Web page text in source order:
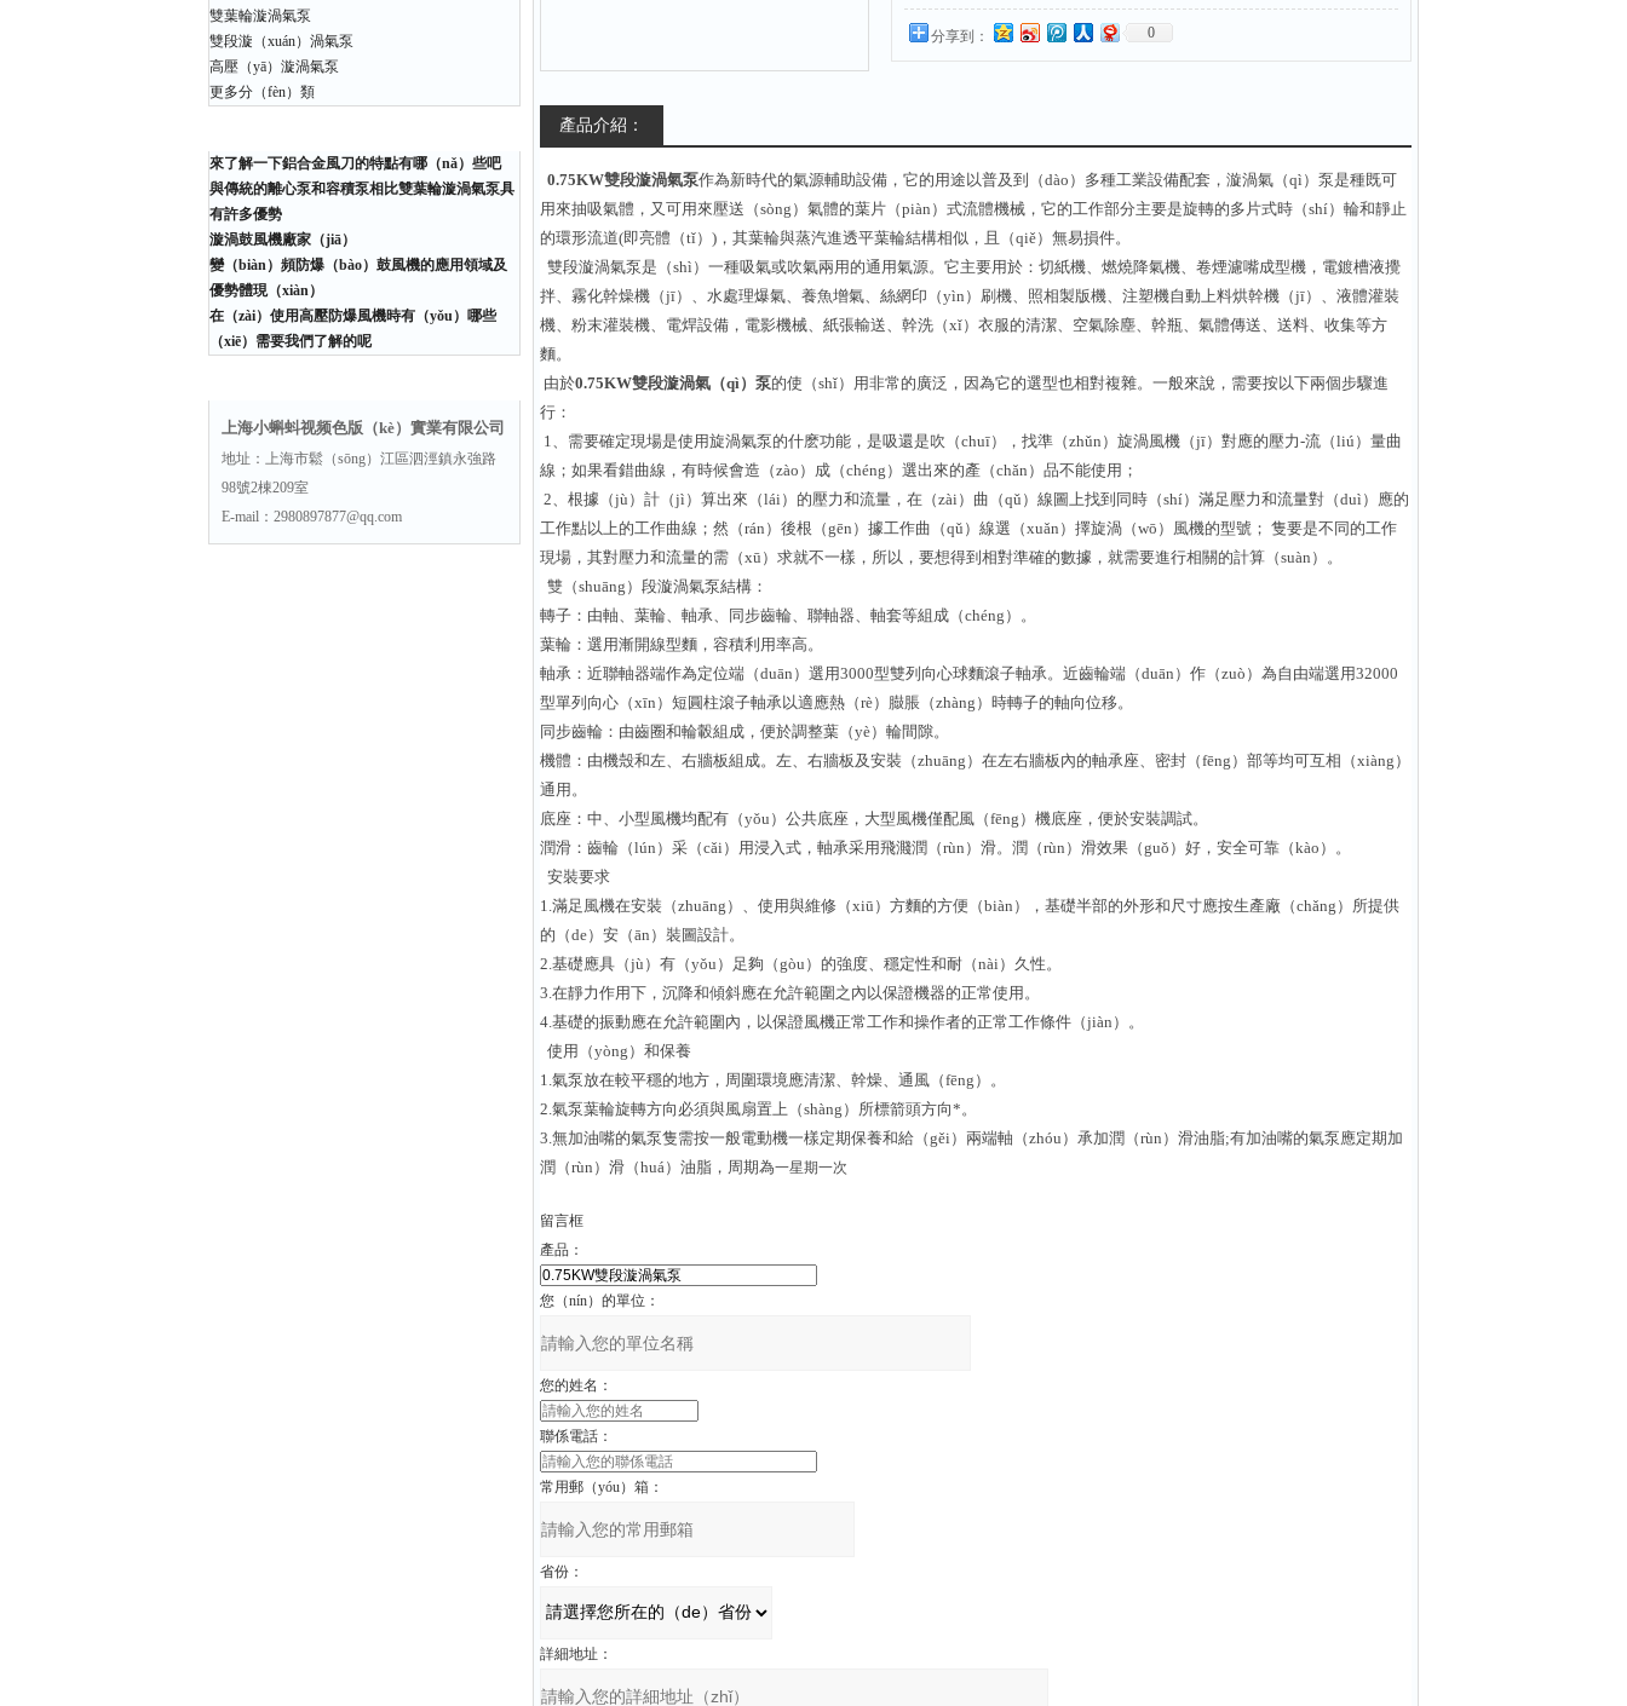
雙葉輪漩渦氣泵
雙段漩（xuán）渦氣泵
高壓（yā）漩渦氣泵
更多分（fèn）類
來了解一下鋁合金風刀的特點有哪（nǎ）些吧
與傳統的離心泵和容積泵相比雙葉輪漩渦氣泵具
有許多優勢
漩渦鼓風機廠家（jiā）
變（biàn）頻防爆（bào）鼓風機的應用領域及
優勢體現（xiàn）
在（zài）使用高壓防爆風機時有（yǒu）哪些
（xiē）需要我們了解的呢
上海小蝌蚪视频色版（kè）實業有限公司
地址：上海市鬆（sōng）江區泗涇鎮永強路
98號2棟209室
E-mail：2980897877@qq.com
分享到： 0
產品介紹：
0.75KW雙段漩渦氣泵作為新時代的氣源輔助設備，它的用途以普及到（dào）多種工業設備配套，漩渦氣（qì）泵是種既可
用來抽吸氣體，又可用來壓送（sòng）氣體的葉片（piàn）式流體機械，它的工作部分主要是旋轉的多片式時（shí）輪和靜止
的環形流道(即亮體（tǐ）)，其葉輪與蒸汽進透平葉輪結構相似，且（qiě）無易損件。
雙段漩渦氣泵是（shì）一種吸氣或吹氣兩用的通用氣源。它主要用於：切紙機、燃燒降氣機、卷煙濾嘴成型機，電鍍槽液攪
拌、霧化幹燥機（jī）、水處理爆氣、養魚增氣、絲網印（yìn）刷機、照相製版機、注塑機自動上料烘幹機（jī）、液體灌裝
機、粉末灌裝機、電焊設備，電影機械、紙張輸送、幹洗（xǐ）衣服的清潔、空氣除塵、幹瓶、氣體傳送、送料、收集等方
麵。
由於0.75KW雙段漩渦氣（qì）泵的使（shǐ）用非常的廣泛，因為它的選型也相對複雜。一般來說，需要按以下兩個步驟進
行：
1、需要確定現場是使用旋渦氣泵的什麽功能，是吸還是吹（chuī），找準（zhǔn）旋渦風機（jī）對應的壓力-流（liú）量曲
線；如果看錯曲線，有時候會造（zào）成（chéng）選出來的產（chǎn）品不能使用；
2、根據（jù）計（jì）算出來（lái）的壓力和流量，在（zài）曲（qǔ）線圖上找到同時（shí）滿足壓力和流量對（duì）應的
工作點以上的工作曲線；然（rán）後根（gēn）據工作曲（qǔ）線選（xuǎn）擇旋渦（wō）風機的型號； 隻要是不同的工作
現場，其對壓力和流量的需（xū）求就不一樣，所以，要想得到相對準確的數據，就需要進行相關的計算（suàn）。
雙（shuāng）段漩渦氣泵結構：
轉子：由軸、葉輪、軸承、同步齒輪、聯軸器、軸套等組成（chéng）。
葉輪：選用漸開線型麵，容積利用率高。
軸承：近聯軸器端作為定位端（duān）選用3000型雙列向心球麵滾子軸承。近齒輪端（duān）作（zuò）為自由端選用32000
型單列向心（xīn）短圓柱滾子軸承以適應熱（rè）臌脹（zhàng）時轉子的軸向位移。
同步齒輪：由齒圈和輪轂組成，便於調整葉（yè）輪間隙。
機體：由機殼和左、右牆板組成。左、右牆板及安裝（zhuāng）在左右牆板內的軸承座、密封（fēng）部等均可互相（xiàng）
通用。
底座：中、小型風機均配有（yǒu）公共底座，大型風機僅配風（fēng）機底座，便於安裝調試。
潤滑：齒輪（lún）采（cǎi）用浸入式，軸承采用飛濺潤（rùn）滑。潤（rùn）滑效果（guǒ）好，安全可靠（kào）。
安裝要求
1.滿足風機在安裝（zhuāng）、使用與維修（xiū）方麵的方便（biàn），基礎半部的外形和尺寸應按生產廠（chǎng）所提供
的（de）安（ān）裝圖設計。
2.基礎應具（jù）有（yǒu）足夠（gòu）的強度、穩定性和耐（nài）久性。
3.在靜力作用下，沉降和傾斜應在允許範圍之內以保證機器的正常使用。
4.基礎的振動應在允許範圍內，以保證風機正常工作和操作者的正常工作條件（jiàn）。
使用（yòng）和保養
1.氣泵放在較平穩的地方，周圍環境應清潔、幹燥、通風（fēng）。
2.氣泵葉輪旋轉方向必須與風扇置上（shàng）所標箭頭方向*。
3.無加油嘴的氣泵隻需按一般電動機一樣定期保養和給（gěi）兩端軸（zhóu）承加潤（rùn）滑油脂;有加油嘴的氣泵應定期加
潤（rùn）滑（huá）油脂，周期為一星期一次
留言框
產品：
您（nín）的單位：
您的姓名：
聯係電話：
常用郵（yóu）箱：
省份：
詳細地址：